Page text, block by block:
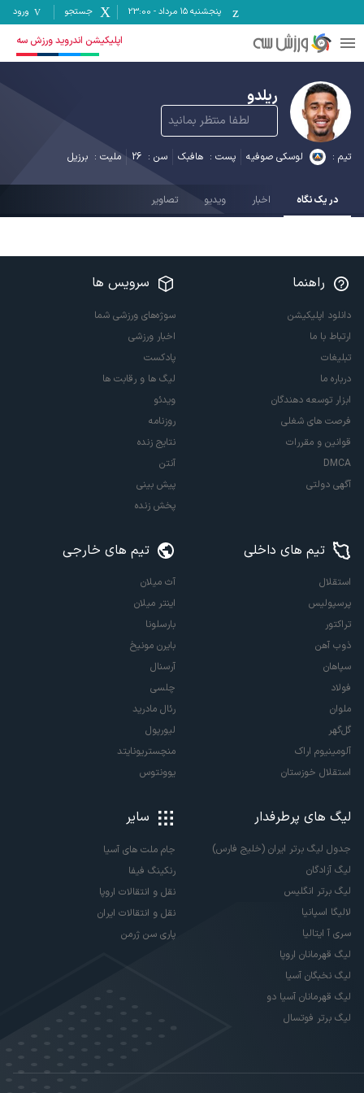
پنجشنبه ۱۵ مرداد -
23:00 جستجو ورود
اپلیکیشن اندروید ورزش سه
ریلدو
لطفا منتظر بمانید
تیم : لوسکی صوفیه پست : هافبک سن : 26 ملیت : برزیل
در یک نگاه اخبار ویدیو تصاویر
راهنما
دانلود اپلیکیشن
ارتباط با ما
تبلیغات
درباره ما
ابزار توسعه دهندگان
فرصت های شغلی
قوانین و مقررات
DMCA
آگهی دولتی
سرویس ها
سوژه‌های ورزشی شما
اخبار ورزشی
پادکست
لیگ ها و رقابت ها
ویدئو
روزنامه
نتایج زنده
آنتن
پیش بینی
پخش زنده
تیم های داخلی
استقلال
پرسپولیس
تراکتور
ذوب آهن
سپاهان
فولاد
ملوان
گل‌گهر
آلومینیوم اراک
استقلال خوزستان
تیم های خارجی
آث میلان
اینتر میلان
بارسلونا
بایرن مونیخ
آرسنال
چلسی
رئال مادرید
لیورپول
منچستریونایتد
یوونتوس
لیگ های پرطرفدار
جدول لیگ برتر ایران (خلیج فارس)
لیگ آزادگان
لیگ برتر انگلیس
لالیگا اسپانیا
سری آ ایتالیا
لیگ قهرمانان اروپا
لیگ نخبگان آسیا
لیگ قهرمانان آسیا دو
لیگ برتر فوتسال
سایر
جام ملت های آسیا
رنکینگ فیفا
نقل و انتقالات اروپا
نقل و انتقالات ایران
پاری سن ژرمن